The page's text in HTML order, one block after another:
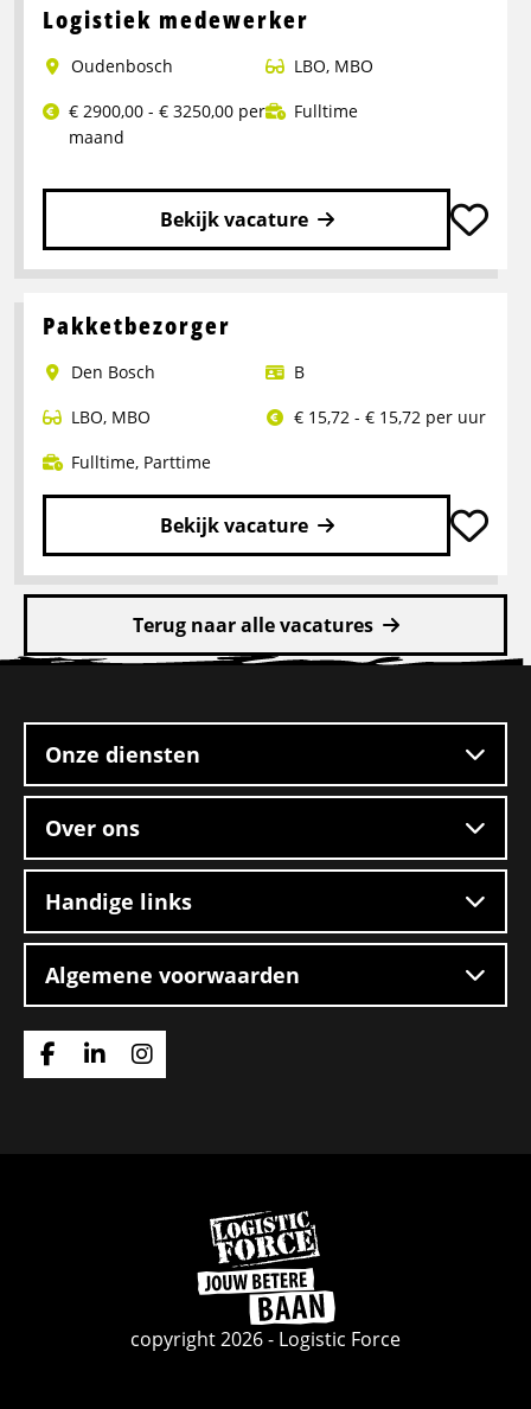
over
Operator
Productie
Logistiek medewerker
Oudenbosch LBO, MBO
€ 2900,00 - € 3250,00 per
maand
Fulltime
Bekijk vacature
Lees
over
medewerker
Pakketbezorger
Den Bosch
B
LBO, MBO
€ 15,72 - € 15,72 per uur
Fulltime, Parttime
Bekijk vacature
Lees
meer
Pakketbezorger
Terug naar alle vacatures
footer
Onze diensten
Over ons
Handige links
Algemene voorwaarden
Ga
Ga
Ga
Ga
naar
de
homepage
copyright 2026 - Logistic Force